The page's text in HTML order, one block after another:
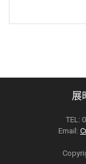
展
TEL:
Email: